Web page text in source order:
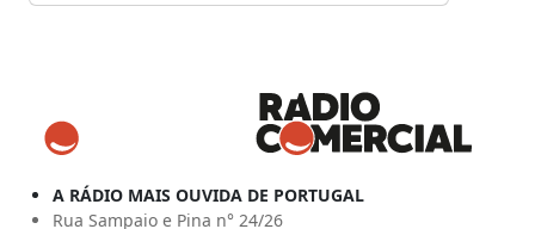
A RÁDIO MAIS OUVIDA DE PORTUGAL
Rua Sampaio e Pina n° 24/26